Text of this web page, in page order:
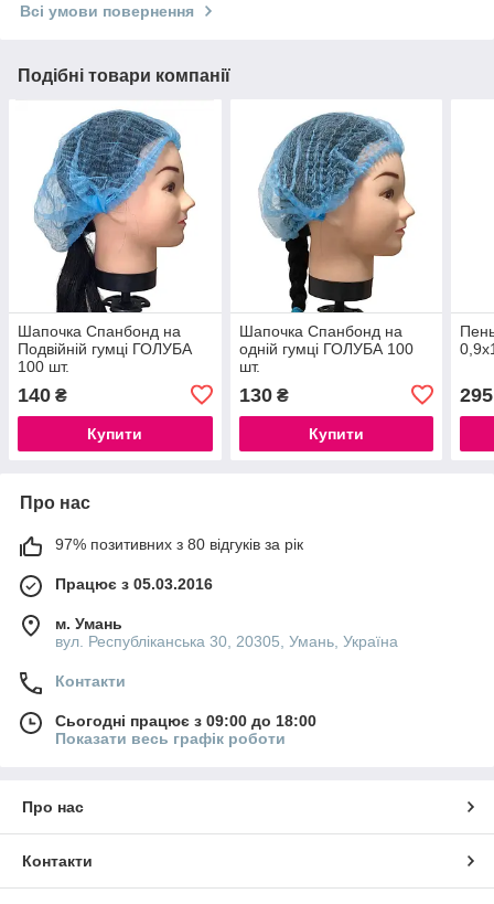
Всі умови повернення
Подібні товари компанії
Шапочка Спанбонд на
Подвійній гумці ГОЛУБА
100 шт.
140 ₴
Купити
Шапочка Спанбонд на
одній гумці ГОЛУБА 100
шт.
130₴
Купити
295
Про нас
97% позитивних з 80 відгуків за рік
Працює з 05.03.2016
м. Умань
вул. Республіканська 30, 20305, Умань, Україна
Контакти
Сьогодні працює з 09:00 до 18:00
Показати весь графік роботи
Про нас
Контакти